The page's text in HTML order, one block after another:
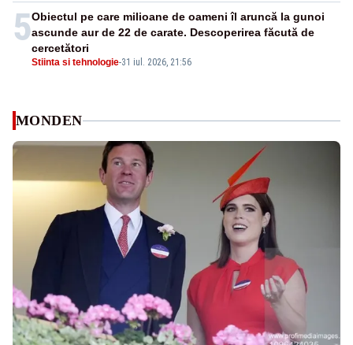
5
Stiinta si tehnologie-31 iul. 2026, 21:56
Obiectul pe care milioane de oameni îl aruncă la gunoi
ascunde aur de 22 de carate. Descoperirea făcută de
cercetători
MONDEN